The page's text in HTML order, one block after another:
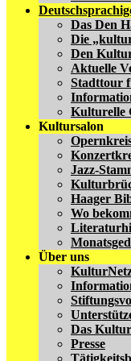
Das Den
Die
Den
Aktuelle
Stadttour
Kulturelle
Kultursalon
Jazz-
Haager
Wo
Über uns
Das
Presse